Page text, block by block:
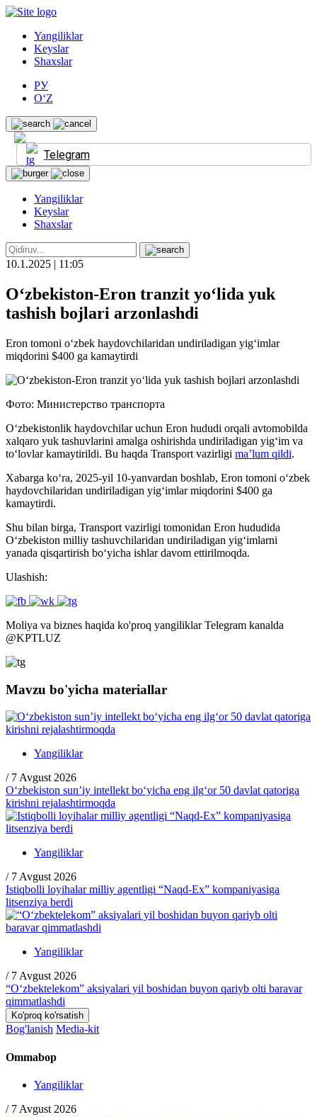
Yangiliklar
Keyslar
Shaxslar
РУ
O‘Z
Telegram
Yangiliklar
Keyslar
Shaxslar
10.1.2025 | 11:05
O‘zbekiston-Eron tranzit yo‘lida yuk
tashish bojlari arzonlashdi
Eron tomoni o‘zbek haydovchilaridan undiriladigan yig‘imlar
miqdorini $400 ga kamaytirdi
Фото: Министерство транспорта
O‘zbekistonlik haydovchilar uchun Eron hududi orqali avtomobilda
xalqaro yuk tashuvlarini amalga oshirishda undiriladigan yig‘im va
to‘lovlar kamaytirildi. Bu haqda Transport vazirligi ma’lum qildi.
Xabarga ko‘ra, 2025-yil 10-yanvardan boshlab, Eron tomoni o‘zbek
haydovchilaridan undiriladigan yig‘imlar miqdorini $400 ga
kamaytirdi.
Shu bilan birga, Transport vazirligi tomonidan Eron hududida
O‘zbekiston milliy tashuvchilaridan undiriladigan yig‘imlarni
yanada qisqartirish bo‘yicha ishlar davom ettirilmoqda.
Ulashish:
Moliya va biznes haqida ko'proq yangiliklar Telegram kanalda
@KPTLUZ
Mavzu bo'yicha materiallar
Yangiliklar
/ 7 Avgust 2026
O‘zbekiston sun’iy intellekt bo‘yicha eng ilg‘or 50 davlat qatoriga
kirishni rejalashtirmoqda
Yangiliklar
/ 7 Avgust 2026
Istiqbolli loyihalar milliy agentligi “Naqd-Ex” kompaniyasiga
litsenziya berdi
Yangiliklar
/ 7 Avgust 2026
“O‘zbektelekom” aksiyalari yil boshidan buyon qariyb olti baravar
qimmatlashdi
Ko'proq ko'rsatish
Bog'lanish Media-kit
Ommabop
Yangiliklar
/ 7 Avgust 2026